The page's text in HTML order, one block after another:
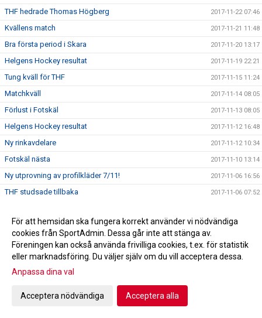
THF hedrade Thomas Högberg 2017-11-22 07:46
Kvällens match 2017-11-21 11:48
Bra första period i Skara 2017-11-20 13:17
Helgens Hockey resultat 2017-11-19 22:21
Tung kväll för THF 2017-11-15 11:24
Matchkväll 2017-11-14 08:05
Förlust i Fotskäl 2017-11-13 08:05
Helgens Hockey resultat 2017-11-12 16:48
Ny rinkavdelare 2017-11-12 10:34
Fotskäl nästa 2017-11-10 13:14
Ny utprovning av profilkläder 7/11! 2017-11-06 16:56
THF studsade tillbaka 2017-11-06 07:52
Derby fredag ! 2017-11-03 13:38
Fotografering 27/11 2017-10-31 21:07
Jakt på poäng fortsätter i Nittorp 2017-10-31 18:27
Helgens Hockey resultat
För att hemsidan ska fungera korrekt använder vi nödvändiga
cookies från SportAdmin. Dessa går inte att stänga av.
Föreningen kan också använda frivilliga cookies, t.ex. för statistik
eller marknadsföring. Du väljer själv om du vill acceptera dessa.
Anpassa dina val
Acceptera nödvändiga Acceptera alla